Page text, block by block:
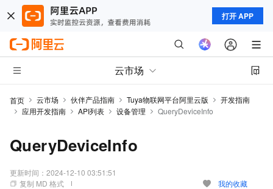
打开 APP
云市场
首页 云市场 伙伴产品指南 Tuya物联网平台阿里云版
开发指南
应用开发指南
API列表 设备管理 QueryDeviceInfo
QueryDeviceInfo
更新时间： 2024-12-10 03:51:51
复制 MD 格式
我的收藏